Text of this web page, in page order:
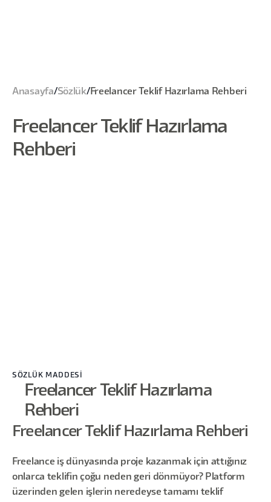
Anasayfa/Sözlük/ Freelancer Teklif Hazırlama Rehberi
Freelancer Teklif Hazırlama
Rehberi
SÖZLÜK MADDESİ
Freelancer Teklif Hazırlama
Rehberi
Freelancer Teklif Hazırlama Rehberi
Freelance iş dünyasında proje kazanmak için attığınız
onlarca teklifin çoğu neden geri dönmüyor? Platform
üzerinden gelen işlerin neredeyse tamamı teklif